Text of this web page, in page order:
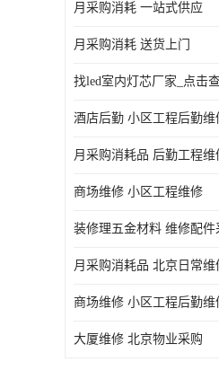
月采购消耗 一站式供应
月采购消耗 送货上门
酒店后勤 小区工程后勤维
月采购消耗品 后勤工程维
商场维修 小区工程维修
装修理五金材料 维修配件
月采购消耗品 北京日常维
商场维修 小区工程后勤维
大厦维修 北京物业采购